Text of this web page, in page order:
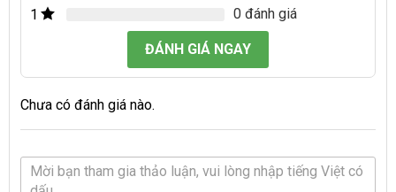
1
0 đánh giá
ĐÁNH GIÁ NGAY
Chưa có đánh giá nào.